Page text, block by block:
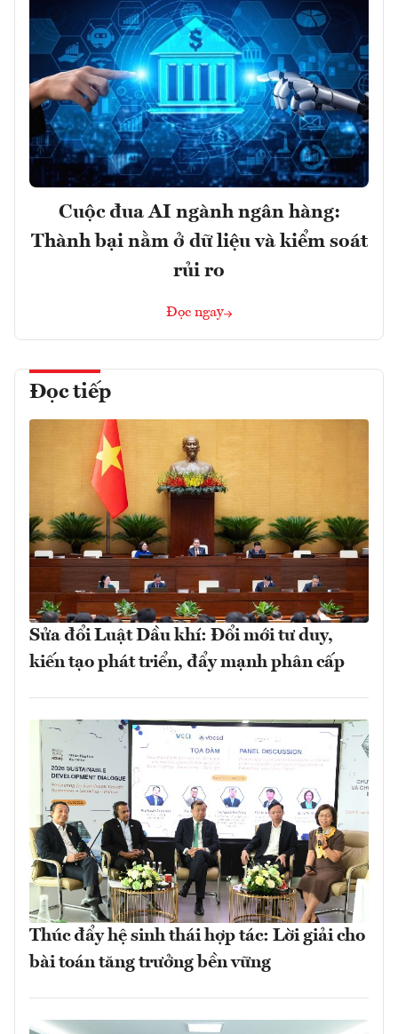
Cuộc đua AI ngành ngân hàng:
Thành bại nằm ở dữ liệu và kiểm soát
rủi ro
Đọc ngay
Đọc tiếp
Sửa đổi Luật Dầu khí: Đổi mới tư duy,
kiến tạo phát triển, đẩy mạnh phân cấp
Thúc đẩy hệ sinh thái hợp tác: Lời giải cho
bài toán tăng trưởng bền vững